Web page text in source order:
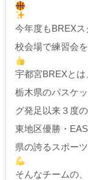
今年度もBREX
校会場で練習会
宇都宮BREXとは
栃木県のバスケ
グ発足以来３度
東地区優勝・
県の誇るスポー
そんなチームの